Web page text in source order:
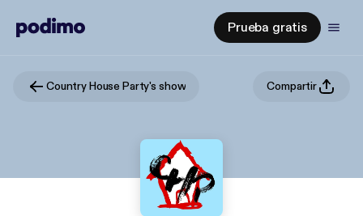
Prueba gratis
Country House Party's show Compartir